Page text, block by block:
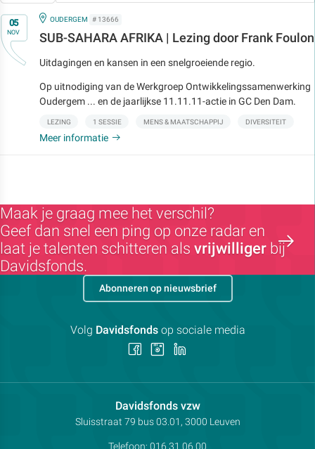
Op05
NOV
IN
OUDERGEM # 13666
SUB-SAHARA AFRIKA | Lezing door Frank Foulon
Uitdagingen en kansen in een snelgroeiende regio.
Op uitnodiging van de Werkgroep Ontwikkelingssamenwerking
Oudergem ... en de jaarlijkse 11.11.11-actie in GC Den Dam.
LEZING 1 SESSIE MENS & MAATSCHAPPIJ DIVERSITEIT
Meer informatie
Maak je graag mee het verschil?
Geef dan snel een ping op onze radar en
laat je talenten schitteren als vrijwilliger bij
Davidsfonds.
Davidsfonds vzwContactpersoon:
Adres:
Sluisstraat 79 bus 03.01, 3000 Leuven
Telefoon: 016 31 06 00
Abonneren op nieuwsbrief
Volg Davidsfondsop sociale media
Volg Volg